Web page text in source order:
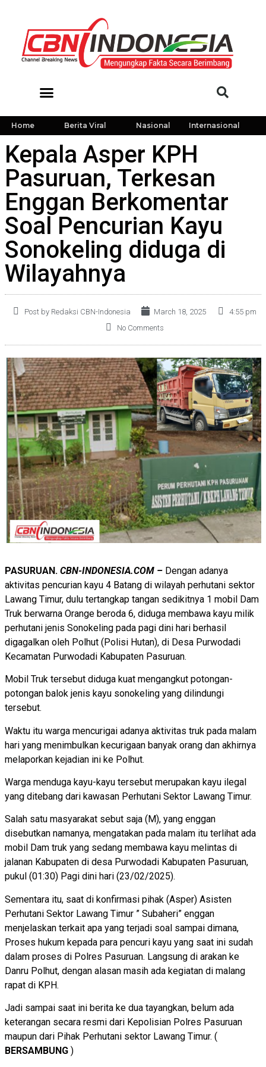
Home Berita Viral Nasional Internasional
Kepala Asper KPH
Pasuruan, Terkesan
Enggan Berkomentar
Soal Pencurian Kayu
Sonokeling diduga di
Wilayahnya
Post by Redaksi CBN-Indonesia March 18, 2025
4:55 pm
No Comments
PASURUAN. CBN-INDONESIA.COM – Dengan adanya
aktivitas pencurian kayu 4 Batang di wilayah perhutani sektor
Lawang Timur, dulu tertangkap tangan sedikitnya 1 mobil Dam
Truk berwarna Orange beroda 6, diduga membawa kayu milik
perhutani jenis Sonokeling pada pagi dini hari berhasil
digagalkan oleh Polhut (Polisi Hutan), di Desa Purwodadi
Kecamatan Purwodadi Kabupaten Pasuruan.
Mobil Truk tersebut diduga kuat mengangkut potongan-
potongan balok jenis kayu sonokeling yang dilindungi
tersebut.
Waktu itu warga mencurigai adanya aktivitas truk pada malam
hari yang menimbulkan kecurigaan banyak orang dan akhirnya
melaporkan kejadian ini ke Polhut.
Warga menduga kayu-kayu tersebut merupakan kayu ilegal
yang ditebang dari kawasan Perhutani Sektor Lawang Timur.
Salah satu masyarakat sebut saja (M), yang enggan
disebutkan namanya, mengatakan pada malam itu terlihat ada
mobil Dam truk yang sedang membawa kayu melintas di
jalanan Kabupaten di desa Purwodadi Kabupaten Pasuruan,
pukul (01:30) Pagi dini hari (23/02/2025).
Sementara itu, saat di konfirmasi pihak (Asper) Asisten
Perhutani Sektor Lawang Timur ” Subaheri” enggan
menjelaskan terkait apa yang terjadi soal sampai dimana,
Proses hukum kepada para pencuri kayu yang saat ini sudah
dalam proses di Polres Pasuruan. Langsung di arakan ke
Danru Polhut, dengan alasan masih ada kegiatan di malang
rapat di KPH.
Jadi sampai saat ini berita ke dua tayangkan, belum ada
keterangan secara resmi dari Kepolisian Polres Pasuruan
maupun dari Pihak Perhutani sektor Lawang Timur. (
BERSAMBUNG )